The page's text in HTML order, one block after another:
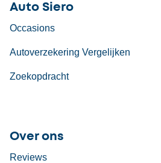
Auto Siero
Occasions
Autoverzekering Vergelijken
Zoekopdracht
Over ons
Reviews